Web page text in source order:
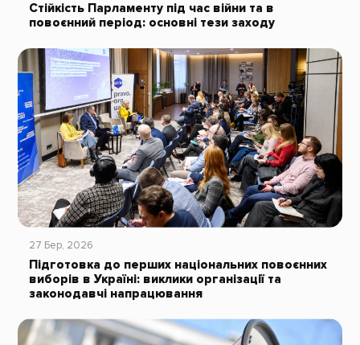
Стійкість Парламенту під час війни та в
повоєнний період: основні тези заходу
27 Бер, 2026
Підготовка до перших національних повоєнних
виборів в Україні: виклики організації та
законодавчі напрацювання